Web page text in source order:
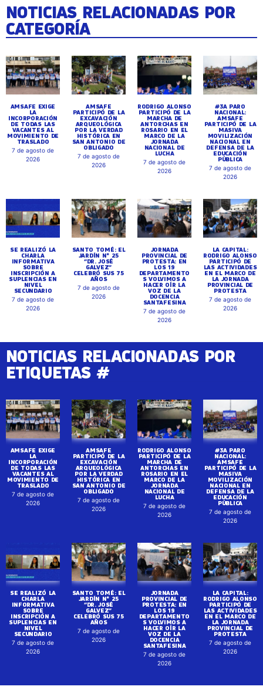
NOTICIAS RELACIONADAS POR
CATEGORÍA
AMSAFE EXIGE
LA
INCORPORACIÓN
DE TODAS LAS
VACANTES AL
MOVIMIENTO DE
TRASLADO
7 de agosto de
2026
AMSAFE
PARTICIPÓ DE LA
EXCAVACIÓN
ARQUEOLÓGICA
POR LA VERDAD
HISTÓRICA EN
SAN ANTONIO DE
OBLIGADO
7 de agosto de
2026
RODRIGO ALONSO
PARTICIPÓ DE LA
MARCHA DE
ANTORCHAS EN
ROSARIO EN EL
MARCO DE LA
JORNADA
NACIONAL DE
LUCHA
7 de agosto de
2026
#3A PARO
NACIONAL:
AMSAFE
PARTICIPÓ DE LA
MASIVA
MOVILIZACIÓN
NACIONAL EN
DEFENSA DE LA
EDUCACIÓN
PÚBLICA
7 de agosto de
2026
SE REALIZÓ LA
CHARLA
INFORMATIVA
SOBRE
INSCRIPCIÓN A
SUPLENCIAS EN
NIVEL
SECUNDARIO
7 de agosto de
2026
SANTO TOMÉ: EL
JARDÍN N° 25
“DR. JOSÉ
GALVEZ”
CELEBRÓ SUS 75
AÑOS
7 de agosto de
2026
JORNADA
PROVINCIAL DE
PROTESTA: EN
LOS 19
DEPARTAMENTO
S VOLVIMOS A
HACER OÍR LA
VOZ DE LA
DOCENCIA
SANTAFESINA
7 de agosto de
2026
LA CAPITAL:
RODRIGO ALONSO
PARTICIPÓ DE
LAS ACTIVIDADES
EN EL MARCO DE
LA JORNADA
PROVINCIAL DE
PROTESTA
7 de agosto de
2026
NOTICIAS RELACIONADAS POR
ETIQUETAS #
AMSAFE EXIGE
LA
INCORPORACIÓN
DE TODAS LAS
VACANTES AL
MOVIMIENTO DE
TRASLADO
7 de agosto de
2026
AMSAFE
PARTICIPÓ DE LA
EXCAVACIÓN
ARQUEOLÓGICA
POR LA VERDAD
HISTÓRICA EN
SAN ANTONIO DE
OBLIGADO
7 de agosto de
2026
RODRIGO ALONSO
PARTICIPÓ DE LA
MARCHA DE
ANTORCHAS EN
ROSARIO EN EL
MARCO DE LA
JORNADA
NACIONAL DE
LUCHA
7 de agosto de
2026
#3A PARO
NACIONAL:
AMSAFE
PARTICIPÓ DE LA
MASIVA
MOVILIZACIÓN
NACIONAL EN
DEFENSA DE LA
EDUCACIÓN
PÚBLICA
7 de agosto de
2026
SE REALIZÓ LA
CHARLA
INFORMATIVA
SOBRE
INSCRIPCIÓN A
SUPLENCIAS EN
NIVEL
SECUNDARIO
7 de agosto de
2026
SANTO TOMÉ: EL
JARDÍN N° 25
“DR. JOSÉ
GALVEZ”
CELEBRÓ SUS 75
AÑOS
7 de agosto de
2026
JORNADA
PROVINCIAL DE
PROTESTA: EN
LOS 19
DEPARTAMENTO
S VOLVIMOS A
HACER OÍR LA
VOZ DE LA
DOCENCIA
SANTAFESINA
7 de agosto de
2026
LA CAPITAL:
RODRIGO ALONSO
PARTICIPÓ DE
LAS ACTIVIDADES
EN EL MARCO DE
LA JORNADA
PROVINCIAL DE
PROTESTA
7 de agosto de
2026